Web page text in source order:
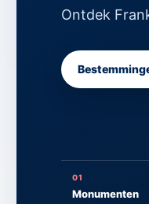
Ontdek
01
Monumenten